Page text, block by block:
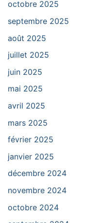
octobre 2025
septembre 2025
août 2025
juillet 2025
juin 2025
mai 2025
avril 2025
mars 2025
février 2025
janvier 2025
décembre 2024
novembre 2024
octobre 2024